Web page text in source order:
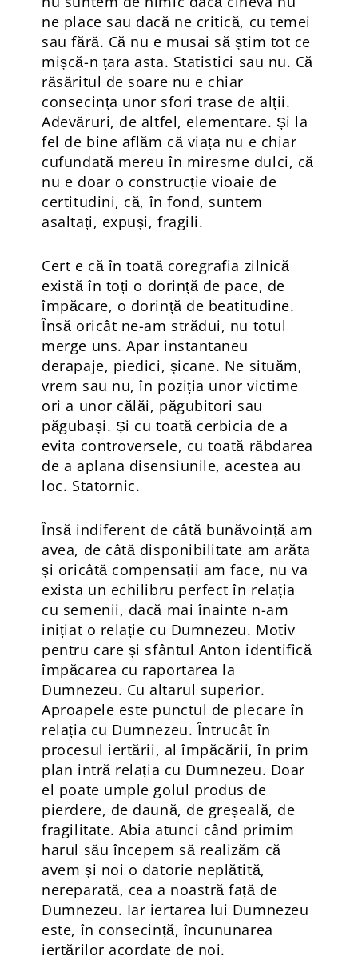
ne place sau dacă ne critică, cu temei
sau fără. Că nu e musai să știm tot ce
mișcă-n țara asta. Statistici sau nu. Că
răsăritul de soare nu e chiar
consecința unor sfori trase de alții.
Adevăruri, de altfel, elementare. Și la
fel de bine aflăm că viața nu e chiar
cufundată mereu în miresme dulci, că
nu e doar o construcție vioaie de
certitudini, că, în fond, suntem
asaltați, expuși, fragili.
Cert e că în toată coregrafia zilnică
există în toți o dorință de pace, de
împăcare, o dorință de beatitudine.
Însă oricât ne-am strădui, nu totul
merge uns. Apar instantaneu
derapaje, piedici, șicane. Ne situăm,
vrem sau nu, în poziția unor victime
ori a unor călăi, păgubitori sau
păgubași. Și cu toată cerbicia de a
evita controversele, cu toată răbdarea
de a aplana disensiunile, acestea au
loc. Statornic.
Însă indiferent de câtă bunăvoință am
avea, de câtă disponibilitate am arăta
și oricâtă compensații am face, nu va
exista un echilibru perfect în relația
cu semenii, dacă mai înainte n-am
inițiat o relație cu Dumnezeu. Motiv
pentru care și sfântul Anton identifică
împăcarea cu raportarea la
Dumnezeu. Cu altarul superior.
Aproapele este punctul de plecare în
relația cu Dumnezeu. Întrucât în
procesul iertării, al împăcării, în prim
plan intră relația cu Dumnezeu. Doar
el poate umple golul produs de
pierdere, de daună, de greșeală, de
fragilitate. Abia atunci când primim
harul său începem să realizăm că
avem și noi o datorie neplătită,
nereparată, cea a noastră față de
Dumnezeu. Iar iertarea lui Dumnezeu
este, în consecință, încununarea
iertărilor acordate de noi.